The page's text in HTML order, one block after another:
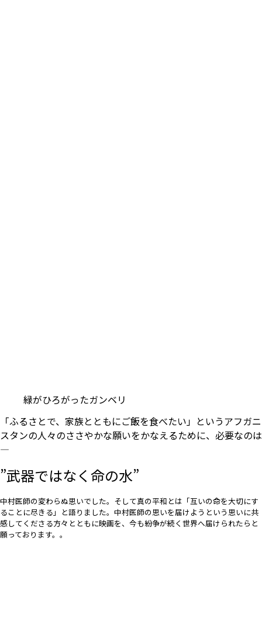
緑がひろがったガンベリ
「ふるさとで、家族とともにご飯を食べたい」というアフガニ
スタンの人々のささやかな願いをかなえるために、必要なのは
―
”武器ではなく命の水”
中村医師の変わらぬ思いでした。そして真の平和とは「互いの命を大切にす
ることに尽きる」と語りました。中村医師の思いを届けようという思いに共
感してくださる方々とともに映画を、今も紛争が続く世界へ届けられたらと
願っております。。